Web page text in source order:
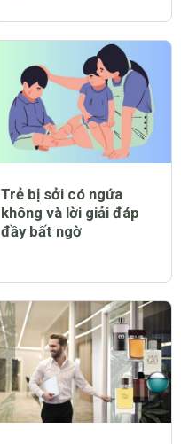
Trẻ bị sởi có ngứa
không và lời giải đáp
đầy bất ngờ